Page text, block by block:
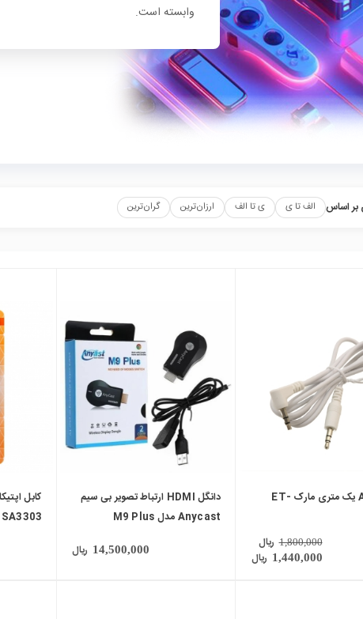
وابسته است.
بر اساس الف تا ی ی تا الف ارزان‌ترین گران‌ترین
کابل AUX یک متری مارک ET-
1,440,000 ریال
1,800,000 ریال
دانگل HDMI ارتباط تصویر بی سیم
Anycast مدل M9 Plus
14,500,000 ریال
local_mall
SA3303 طول 3 متر